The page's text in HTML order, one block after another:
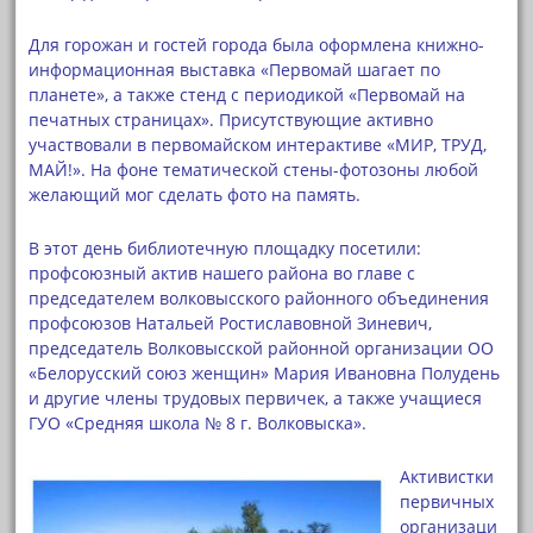
Для горожан и гостей города была оформлена книжно-
информационная выставка «Первомай шагает по
планете», а также стенд с периодикой «Первомай на
печатных страницах». Присутствующие активно
участвовали в первомайском интерактиве «МИР, ТРУД,
МАЙ!». На фоне тематической стены-фотозоны любой
желающий мог сделать фото на память.
В этот день библиотечную площадку посетили:
профсоюзный актив нашего района во главе с
председателем волковысского районного объединения
профсоюзов Натальей Ростиславовной Зиневич,
председатель Волковысской районной организации ОО
«Белорусский союз женщин» Мария Ивановна Полудень
и другие члены трудовых первичек, а также учащиеся
ГУО «Средняя школа № 8 г. Волковыска».
Активистки
первичных
организаци